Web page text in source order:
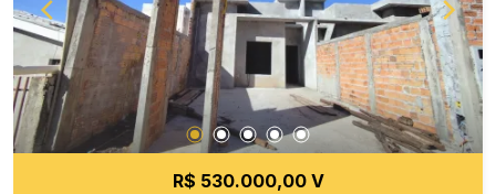
informações aqui prestadas são verdadeiras,
todavia, reservamo-nos o direito de corrigir
qualquer erro de digitação e ou ortografia, bem
como alteração dos preços e imagens. Fotos
meramente ilustrativas
R$ 530.000,00 V